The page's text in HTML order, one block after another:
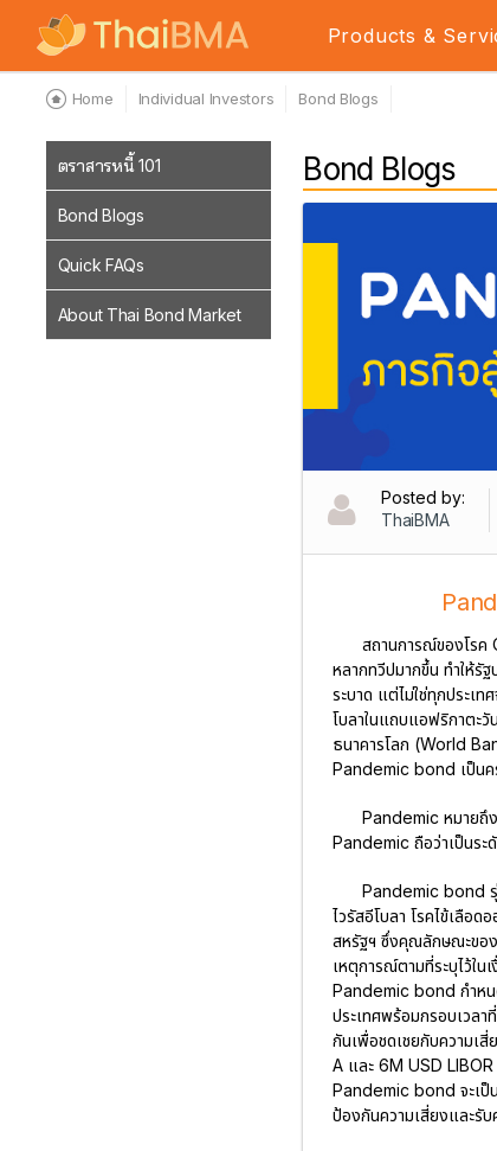
Products &
Home Individual Investors Bond Blogs
ตราสารหนี้ 101
Bond Blogs
Quick FAQs
About Thai Bond Market
Bond Blogs
Posted by:
ThaiBMA
สถานการณ์ของโรค
หลากทวีปมากขึ้น ทำให้รั
ระบาด แต่ไม่ใช่ทุกประเ
โบลาในแถบแอฟริกาตะวั
ธนาคารโลก (World
Pandemic bond เป็นค
Pandemic หมายถึง
Pandemic ถือว่าเป็นระ
Pandemic bond รุ่
ไวรัสอีโบลา โรคไข้เลือ
สหรัฐฯ ซึ่งคุณลักษณะขอ
เหตุการณ์ตามที่ระบุไว้ในเ
Pandemic bond กำหน
ประเทศพร้อมกรอบเวล
กันเพื่อชดเชยกับความเ
A และ 6M USD
Pandemic bond จะเป็
ป้องกันความเสี่ยงและรับ